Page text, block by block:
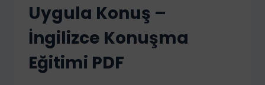
Uygula Konuş –
İngilizce Konuşma
Eğitimi PDF